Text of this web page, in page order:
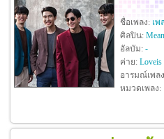
ชื่อเพลง: เ
ศิลปิน: Mean
อัลบัม: -
ค่าย: Loveis
อารมณ์เพล
หมวดเพลง: